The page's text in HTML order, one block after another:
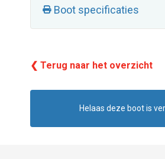
Boot specificaties
❮ Terug naar het overzicht
Helaas deze boot is